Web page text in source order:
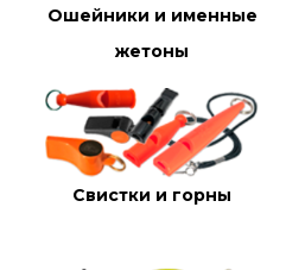
Ошейники и именные
жетоны
Свистки и горны